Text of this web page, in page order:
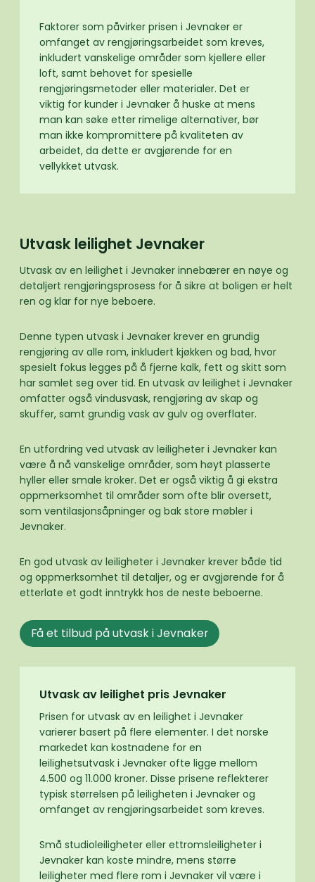
Faktorer som påvirker prisen i Jevnaker er
omfanget av rengjøringsarbeidet som kreves,
inkludert vanskelige områder som kjellere eller
loft, samt behovet for spesielle
rengjøringsmetoder eller materialer. Det er
viktig for kunder i Jevnaker å huske at mens
man kan søke etter rimelige alternativer, bør
man ikke kompromittere på kvaliteten av
arbeidet, da dette er avgjørende for en
vellykket utvask.
Utvask leilighet Jevnaker
Utvask av en leilighet i Jevnaker innebærer en nøye og
detaljert rengjøringsprosess for å sikre at boligen er helt
ren og klar for nye beboere.
Denne typen utvask i Jevnaker krever en grundig
rengjøring av alle rom, inkludert kjøkken og bad, hvor
spesielt fokus legges på å fjerne kalk, fett og skitt som
har samlet seg over tid. En utvask av leilighet i Jevnaker
omfatter også vindusvask, rengjøring av skap og
skuffer, samt grundig vask av gulv og overflater.
En utfordring ved utvask av leiligheter i Jevnaker kan
være å nå vanskelige områder, som høyt plasserte
hyller eller smale kroker. Det er også viktig å gi ekstra
oppmerksomhet til områder som ofte blir oversett,
som ventilasjonsåpninger og bak store møbler i
Jevnaker.
En god utvask av leiligheter i Jevnaker krever både tid
og oppmerksomhet til detaljer, og er avgjørende for å
etterlate et godt inntrykk hos de neste beboerne.
Få et tilbud på utvask i Jevnaker
Utvask av leilighet pris Jevnaker
Prisen for utvask av en leilighet i Jevnaker
varierer basert på flere elementer. I det norske
markedet kan kostnadene for en
leilighetsutvask i Jevnaker ofte ligge mellom
4.500 og 11.000 kroner. Disse prisene reflekterer
typisk størrelsen på leiligheten i Jevnaker og
omfanget av rengjøringsarbeidet som kreves.
Små studioleiligheter eller ettromsleiligheter i
Jevnaker kan koste mindre, mens større
leiligheter med flere rom i Jevnaker vil være i